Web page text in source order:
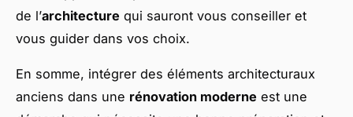
de l’architecture qui sauront vous conseiller et
vous guider dans vos choix.
En somme, intégrer des éléments architecturaux
anciens dans une rénovation moderne est une